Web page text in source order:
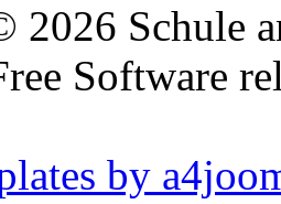
2026 Schule
Software
by